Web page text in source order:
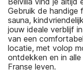
Gebruik de handige
sauna,
jouw ideale verblijf
van een
locatie, met volop
ontdekken en in
Franse leven.